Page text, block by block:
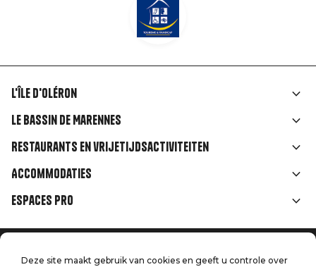
Liens
rubriques
L'île d'Oléron
Le Bassin de Marennes
Restaurants en vrijetijdsactiviteiten
Accommodaties
Espaces Pro
Menu
Juridische informatie
Deze site maakt gebruik van cookies en geeft u controle over